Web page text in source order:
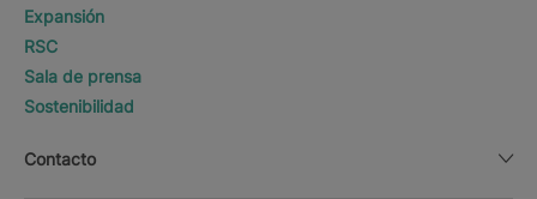
Expansión
RSC
Sala de prensa
Sostenibilidad
Contacto